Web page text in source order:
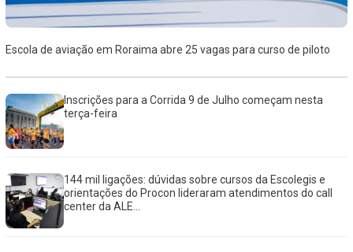
Escola de aviação em Roraima abre 25 vagas para curso de piloto
Inscrições para a Corrida 9 de Julho começam nesta
terça-feira
144 mil ligações: dúvidas sobre cursos da Escolegis e
orientações do Procon lideraram atendimentos do call
center da ALE...